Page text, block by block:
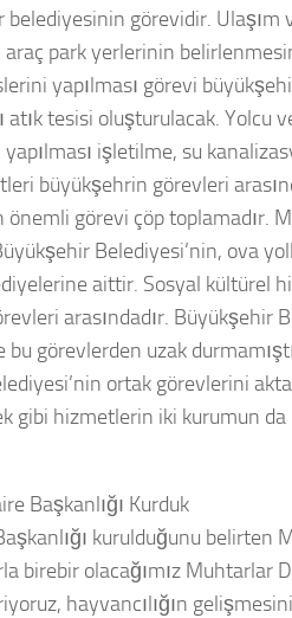
belediyesinin görevidir. Ulaşım
park yerlerinin
yapılması görevi
atık tesisi oluşturulacak. Yolcu
yapılması işletilme, su
büyükşehrin görevleri
önemli görevi çöp toplamadır.
Belediyesi’nin, ova
aittir. Sosyal kültürel
arasındadır. Büyükşehir
bu görevlerden uzak
ortak görevlerini
gibi hizmetlerin iki kurumun da
Başkanlığı Kurduk
kurulduğunu belirten
birebir olacağımız Muhtarlar
hayvancılığın